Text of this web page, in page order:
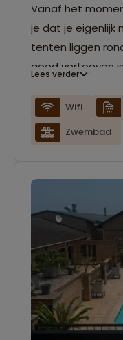
Vanaf het
je dat je eigenlijk
tenten liggen
goed vertoeven
muskietennetten
een eigen
gebruikmaken
hapje eten bij de
Lees verder
Wifi
Zwembad